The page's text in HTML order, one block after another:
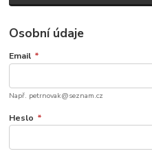
Osobní údaje
Email *
Např. petrnovak@seznam.cz
Heslo *